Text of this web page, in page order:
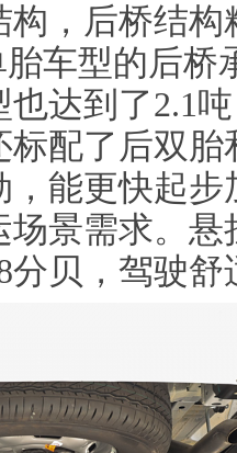
构，后桥结
车型的后
达到了2.1
配了后双
，能更快起
场景需求。
分贝，驾驶舒